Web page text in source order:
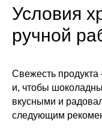
Условия
ручной
Свежесть продукта
и, чтобы
вкусными и
следующим